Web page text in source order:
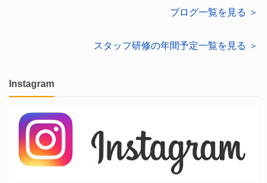
ブログ一覧を見る ＞
スタッフ研修の年間予定一覧を見る ＞
Instagram